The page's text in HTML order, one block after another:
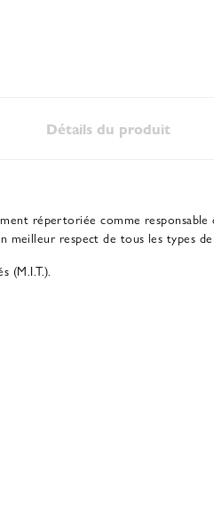
Détails du produit
répertoriée comme
respect de tous les types de
(M.I.T.).